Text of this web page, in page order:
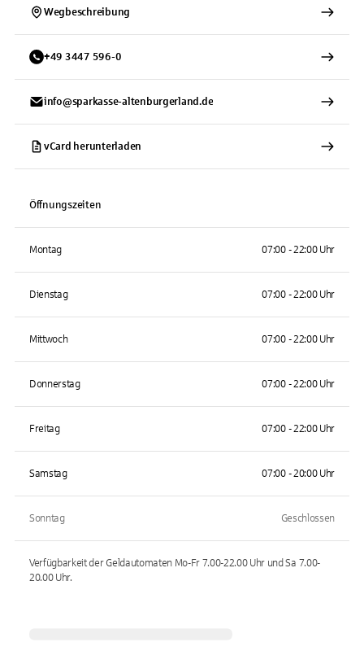
Wegbeschreibung
+49 3447 596-0
info@sparkasse-altenburgerland.de
vCard herunterladen
Öffnungszeiten
Montag 07:00 - 22:00 Uhr
Dienstag 07:00 - 22:00 Uhr
Mittwoch 07:00 - 22:00 Uhr
Donnerstag 07:00 - 22:00 Uhr
Freitag 07:00 - 22:00 Uhr
Samstag 07:00 - 20:00 Uhr
Sonntag Geschlossen
Verfügbarkeit der Geldautomaten Mo-Fr 7.00-22.00 Uhr und Sa 7.00-
20.00Uhr.